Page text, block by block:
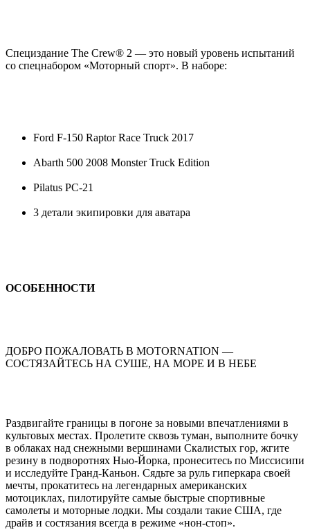
Специздание The Crew® 2 — это новый уровень испытаний
со спецнабором «Моторный спорт». В наборе:
Ford F-150 Raptor Race Truck 2017
Abarth 500 2008 Monster Truck Edition
Pilatus PC-21
3 детали экипировки для аватара
ОСОБЕННОСТИ
ДОБРО ПОЖАЛОВАТЬ В MOTORNATION —
СОСТЯЗАЙТЕСЬ НА СУШЕ, НА МОРЕ И В НЕБЕ
Раздвигайте границы в погоне за новыми впечатлениями в
культовых местах. Пролетите сквозь туман, выполните бочку
в облаках над снежными вершинами Скалистых гор, жгите
резину в подворотнях Нью-Йорка, пронеситесь по Миссисипи
и исследуйте Гранд-Каньон. Сядьте за руль гиперкара своей
мечты, прокатитесь на легендарных американских
мотоциклах, пилотируйте самые быстрые спортивные
самолеты и моторные лодки. Мы создали такие США, где
драйв и состязания всегда в режиме «нон-стоп».